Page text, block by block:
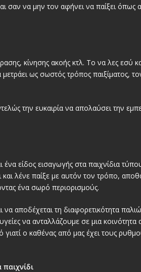
σαν να μην τον αφήνει να παίξει όπως
κίνησης ακοής κτλ. Το να λες εσύ
ως σωστός τρόπος παιξίματος,
την ευκαιρία να απολαύσει την
είδος εισαγωγής στα παιχνίδια
και λένε παίξε με αυτόν τον τρόπο,
ένα σωρό περιορισμούς.
να αποδέχεται τη διαφορετικότητα
να ανταλλάζουμε σε μια κοινότητα
ο καθένας από μας έχει τους